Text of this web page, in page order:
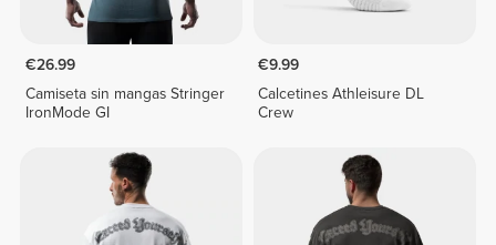
€26.99
Camiseta sin mangas Stringer
IronMode GI
€9.99
Calcetines Athleisure DL
Crew